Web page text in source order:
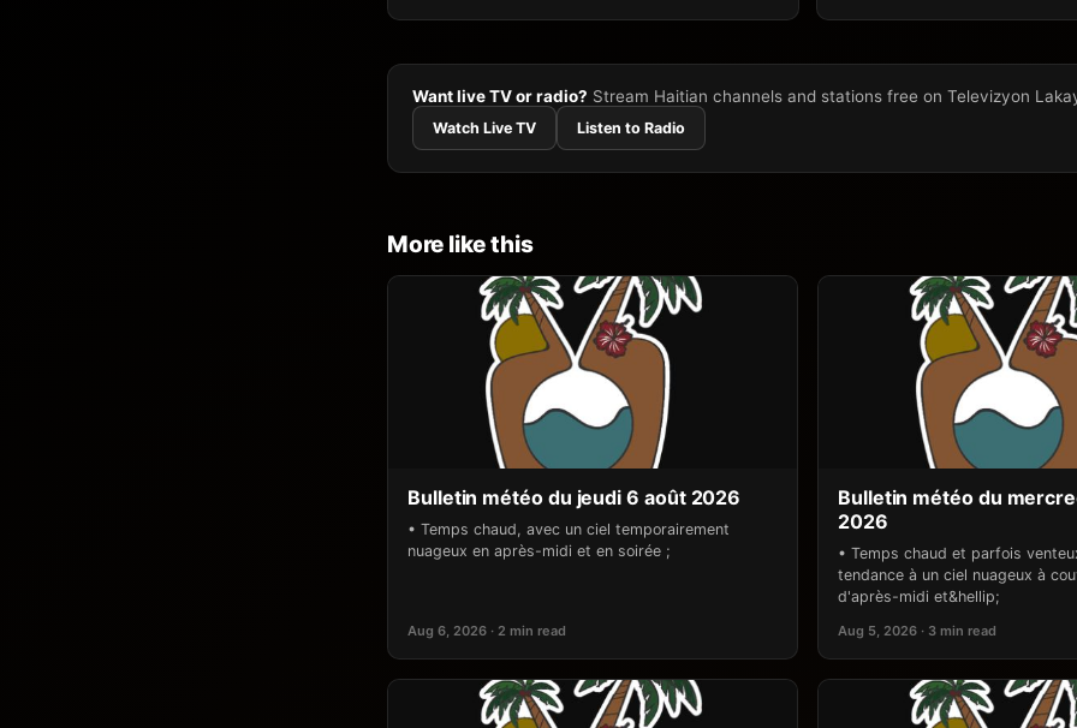
Want live TV or radio? Stream Haitian channels and stations free on Televizyon
Watch Live TV Listen to Radio
More like this
Bulletin météo du jeudi 6 août 2026
• Temps chaud, avec un ciel temporairement
nuageux en après-midi et en soirée ;
Aug 6, 2026 · 2 min read
Bulletin météo du
2026
• Temps chaud et parfois
tendance à un ciel nuageux à
d'après-midi et&hellip;
Aug 5, 2026 · 3 min read